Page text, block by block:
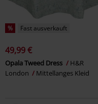
% Fast ausverkauft
49,99 €
Opala Tweed Dress
H&R
London
Mittellanges Kleid